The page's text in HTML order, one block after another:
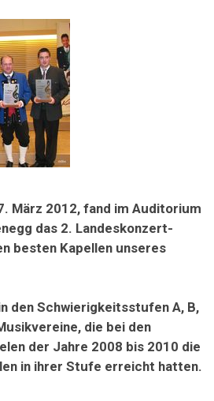
März 2012, fand im Auditorium
das 2. Landeskonzert-
besten Kapellen unseres
den Schwierigkeitsstufen A, B,
die bei den
der Jahre 2008 bis 2010 die
in ihrer Stufe erreicht hatten.